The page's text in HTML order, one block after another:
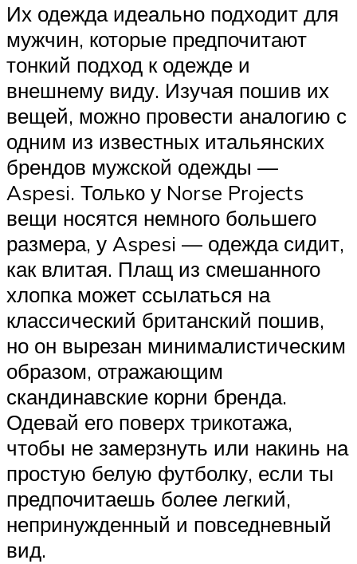
Их одежда идеально подходит для
мужчин, которые предпочитают
тонкий подход к одежде и
внешнему виду. Изучая пошив их
вещей, можно провести аналогию с
одним из известных итальянских
брендов мужской одежды —
Aspesi. Только у Norse Projects
вещи носятся немного большего
размера, у Aspesi — одежда сидит,
как влитая. Плащ из смешанного
хлопка может ссылаться на
классический британский пошив,
но он вырезан минималистическим
образом, отражающим
скандинавские корни бренда.
Одевай его поверх трикотажа,
чтобы не замерзнуть или накинь на
простую белую футболку, если ты
предпочитаешь более легкий,
непринужденный и повседневный
вид.